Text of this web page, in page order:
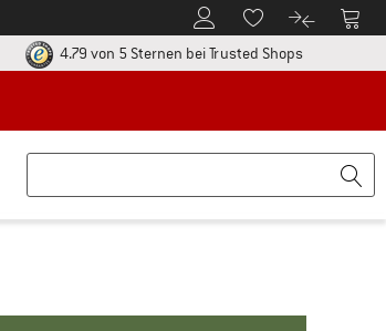
Zum KundenkontoZum Merkzettel.
Zum Zum
Richtlinien Öffnet sich in einer Infobox
4.79 von 5 Sternen bei Trusted ShopsFinde alle